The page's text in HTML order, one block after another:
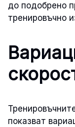
до подобрено
тренировъчно
показват